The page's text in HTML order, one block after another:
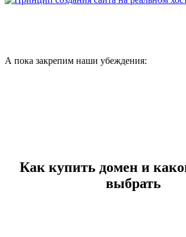
А пока закрепим наши убеждения:
Как купить домен и
выбрать